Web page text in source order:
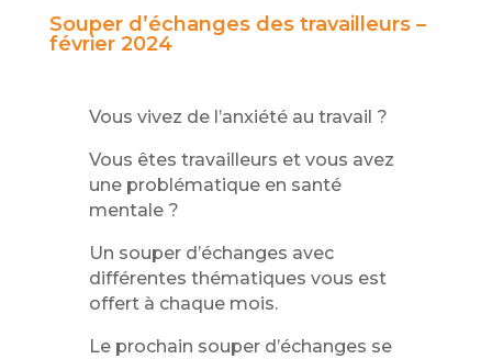
Souper d’échanges des travailleurs –
février 2024
Vous vivez de l’anxiété au travail ?
Vous êtes travailleurs et vous avez
une problématique en santé
mentale ?
Un souper d’échanges avec
différentes thématiques vous est
offert à chaque mois.
Le prochain souper d’échanges se